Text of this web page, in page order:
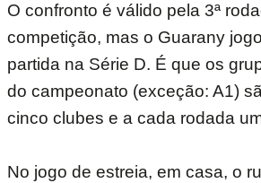
O confronto é válido pela 3ª
competição, mas o Guarany
partida na Série D. É que os
do campeonato (exceção: A1)
cinco clubes e a cada rodada
No jogo de estreia, em casa, o